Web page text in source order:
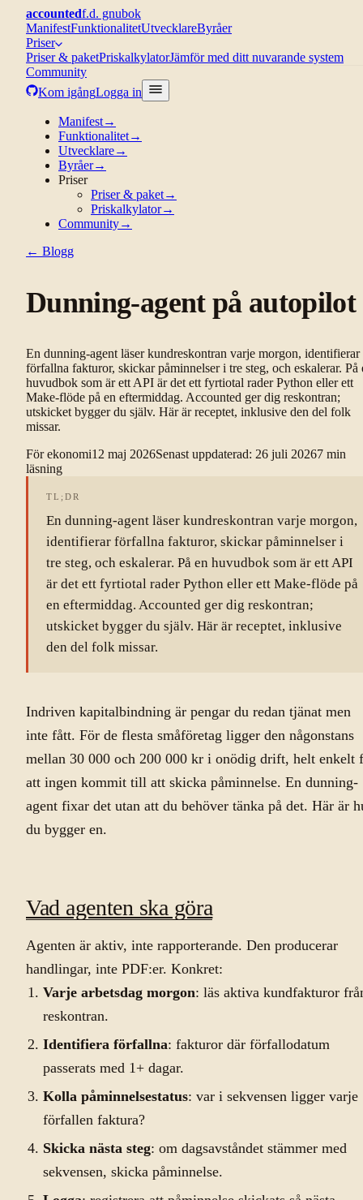
accountedf.d. gnubok
ManifestFunktionalitetUtvecklareByråer
Priser
Priser & paketPriskalkylatorJämför med ditt nuvarande system
Community
Kom igångLogga in
Manifest→
Funktionalitet→
Utvecklare→
Byråer→
Priser
Priser & paket→
Priskalkylator→
Community→
← Blogg
Dunning-agent på autopilot
En dunning-agent läser kundreskontran varje morgon, identifierar
förfallna fakturor, skickar påminnelser i tre steg, och eskalerar. På
huvudbok som är ett API är det ett fyrtiotal rader Python eller ett
Make-flöde på en eftermiddag. Accounted ger dig reskontran;
utskicket bygger du själv. Här är receptet, inklusive den del folk
missar.
För ekonomi12 maj 2026Senast uppdaterad: 26 juli 20267 min
läsning
TL;DR
En dunning-agent läser kundreskontran varje morgon,
identifierar förfallna fakturor, skickar påminnelser i
tre steg, och eskalerar. På en huvudbok som är ett API
är det ett fyrtiotal rader Python eller ett Make-flöde på
en eftermiddag. Accounted ger dig reskontran;
utskicket bygger du själv. Här är receptet, inklusive
den del folk missar.
Indriven kapitalbindning är pengar du redan tjänat men
inte fått. För de flesta småföretag ligger den någonstans
mellan 30 000 och 200 000 kr i onödig drift, helt enkelt
att ingen kommit till att skicka påminnelse. En dunning-
agent fixar det utan att du behöver tänka på det. Här är
du bygger en.
Vad agenten ska göra
Agenten är aktiv, inte rapporterande. Den producerar
handlingar, inte PDF:er. Konkret:
Varje arbetsdag morgon: läs aktiva kundfakturor
reskontran.
Identifiera förfallna: fakturor där förfallodatum
passerats med 1+ dagar.
Kolla påminnelsestatus: var i sekvensen ligger varje
förfallen faktura?
Skicka nästa steg: om dagsavståndet stämmer med
sekvensen, skicka påminnelse.